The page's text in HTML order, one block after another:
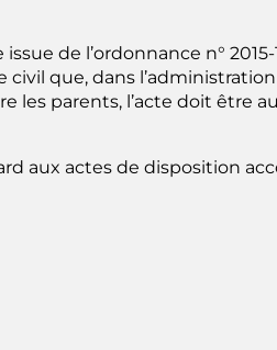
de l’ordonnance n°
civil que, dans
les parents, l’acte doit être
aux actes de disposition